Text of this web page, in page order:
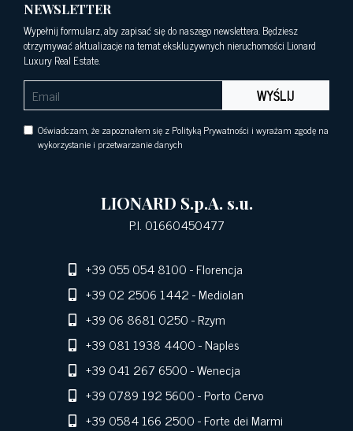
NEWSLETTER
Wypełnij formularz, aby zapisać się do naszego newslettera. Będziesz
otrzymywać aktualizacje na temat ekskluzywnych nieruchomości Lionard
Luxury Real Estate.
WYŚLIJ
Oświadczam, że zapoznałem się z Polityką Prywatności i wyrażam zgodę na
wykorzystanie i przetwarzanie danych
LIONARD S.p.A. s.u.
P.I. 01660450477
+39 055 054 8100- Florencja
+39 02 2506 1442- Mediolan
+39 06 8681 0250- Rzym
+39 081 1938 4400- Naples
+39 041 267 6500- Wenecja
+39 0789 192 5600- Porto Cervo
+39 0584 166 2500- Forte dei Marmi